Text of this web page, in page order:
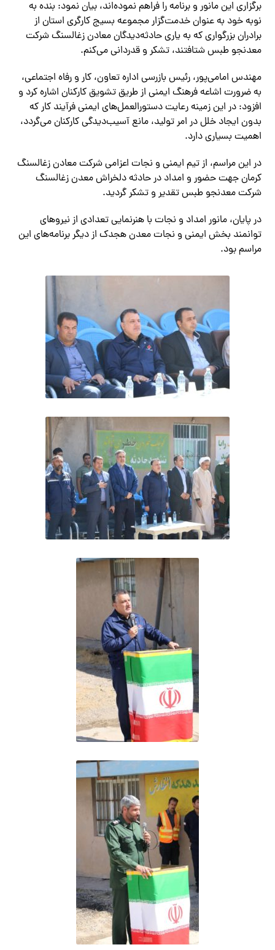
برگزاری این مانور و برنامه را فراهم نموده‌اند، بیان نمود: بنده به
نوبه خود به عنوان خدمت‌گزار مجموعه بسیج کارگری استان از
برادران بزرگواری که به یاری حادثه‌دیدگان معادن زغالسنگ شرکت
معدنجو طبس شتافتند، تشکر و قدردانی می‌کنم.
مهندس امامی‌پور، رئیس بازرسی اداره تعاون، کار و رفاه اجتماعی،
به ضرورت اشاعه فرهنگ ایمنی از طریق تشویق کارکنان اشاره کرد و
افزود: در این زمینه رعایت دستورالعمل‌های ایمنی فرآیند کار که
بدون ایجاد خلل در امر تولید، مانع آسیب‌دیدگی کارکنان می‌گردد،
اهمیت بسیاری دارد.
در این مراسم، از تیم ایمنی و نجات اعزامی شرکت معادن زغالسنگ
کرمان جهت حضور و امداد در حادثه دلخراش معدن زغالسنگ
شرکت معدنجو طبس تقدیر و تشکر گردید.
در پایان، مانور امداد و نجات با هنرنمایی تعدادی از نیروهای
توانمند بخش ایمنی و نجات معدن هجدک از دیگر برنامه‌های این
مراسم بود.